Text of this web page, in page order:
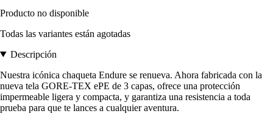
Producto no disponible
Todas las variantes están agotadas
Descripción
Nuestra icónica chaqueta Endure se renueva. Ahora fabricada con la
nueva tela GORE-TEX ePE de 3 capas, ofrece una protección
impermeable ligera y compacta, y garantiza una resistencia a toda
prueba para que te lances a cualquier aventura.